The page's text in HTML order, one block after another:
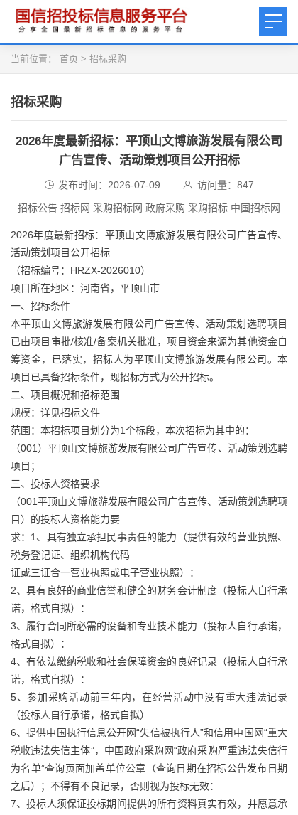
当前位置： 首页 > 招标采购
招标采购
2026年度最新招标：平顶山文博旅游发展有限公司
广告宣传、活动策划项目公开招标
发布时间：2026-07-09 访问量： 847
招标公告 招标网 采购招标网 政府采购 采购招标 中国招标网
2026年度最新招标：平顶山文博旅游发展有限公司广告宣传、
活动策划项目公开招标
（招标编号：HRZX-2026010）
项目所在地区：河南省，平顶山市
一、招标条件
本平顶山文博旅游发展有限公司广告宣传、活动策划选聘项目
已由项目审批/核准/备案机关批准，项目资金来源为其他资金自
筹资金，已落实，招标人为平顶山文博旅游发展有限公司。本
项目已具备招标条件，现招标方式为公开招标。
二、项目概况和招标范围
规模：详见招标文件
范围：本招标项目划分为1个标段，本次招标为其中的：
（001）平顶山文博旅游发展有限公司广告宣传、活动策划选聘
项目；
三、投标人资格要求
（001平顶山文博旅游发展有限公司广告宣传、活动策划选聘项
目）的投标人资格能力要
求：1、具有独立承担民事责任的能力（提供有效的营业执照、
税务登记证、组织机构代码
证或三证合一营业执照或电子营业执照）：
2、具有良好的商业信誉和健全的财务会计制度（投标人自行承
诺，格式自拟）：
3、履行合同所必需的设备和专业技术能力（投标人自行承诺，
格式自拟）：
4、有依法缴纳税收和社会保障资金的良好记录（投标人自行承
诺，格式自拟）：
5、参加采购活动前三年内，在经营活动中没有重大违法记录
（投标人自行承诺，格式自拟）
6、提供中国执行信息公开网“失信被执行人”和信用中国网“重大
税收违法失信主体”，中国政府采购网“政府采购严重违法失信行
为名单”查询页面加盖单位公章（查询日期在招标公告发布日期
之后）；不得有不良记录，否则视为投标无效：
7、投标人须保证投标期间提供的所有资料真实有效，并愿意承